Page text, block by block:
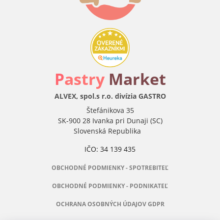
Pastry Market
ALVEX, spol.s r.o. divízia GASTRO
Štefánikova 35
SK-900 28 Ivanka pri Dunaji (SC)
Slovenská Republika
IČO: 34 139 435
OBCHODNÉ PODMIENKY - SPOTREBITEĽ
OBCHODNÉ PODMIENKY - PODNIKATEĽ
OCHRANA OSOBNÝCH ÚDAJOV GDPR